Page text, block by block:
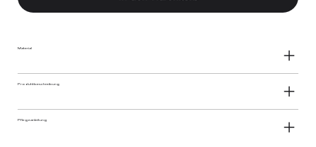
Material
Produktbeschreibung
Pflegeanleitung